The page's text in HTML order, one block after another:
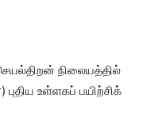
நிலையத்தில்
உள்ளகப் பயிற்சிக்